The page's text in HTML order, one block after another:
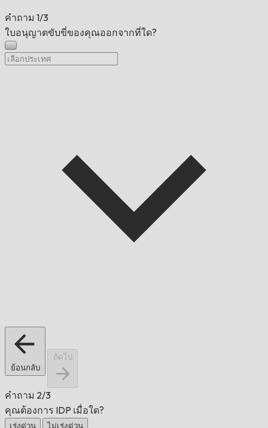
คำถาม 1/3
ใบอนุญาตขับขี่ของคุณออกจากที่ใด?
ย้อนกลับ
ถัดไป
คำถาม 2/3
คุณต้องการ IDP เมื่อใด?
เร่งด่วน ไม่เร่งด่วน